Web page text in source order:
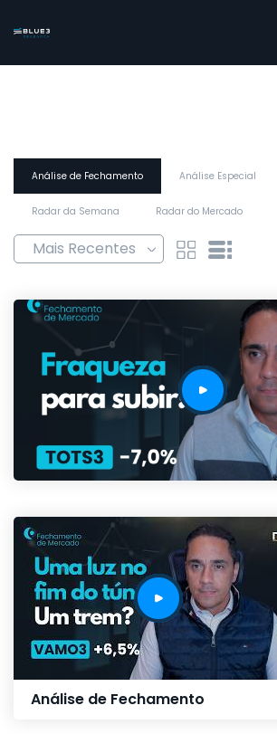
Análise de Fechamento Análise Especial
Radar da Semana Radar do Mercado
Análise de Fechamento